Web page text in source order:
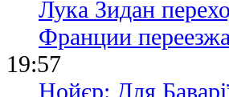
Лука Зидан
Франции
19:57
Нойєр: Для